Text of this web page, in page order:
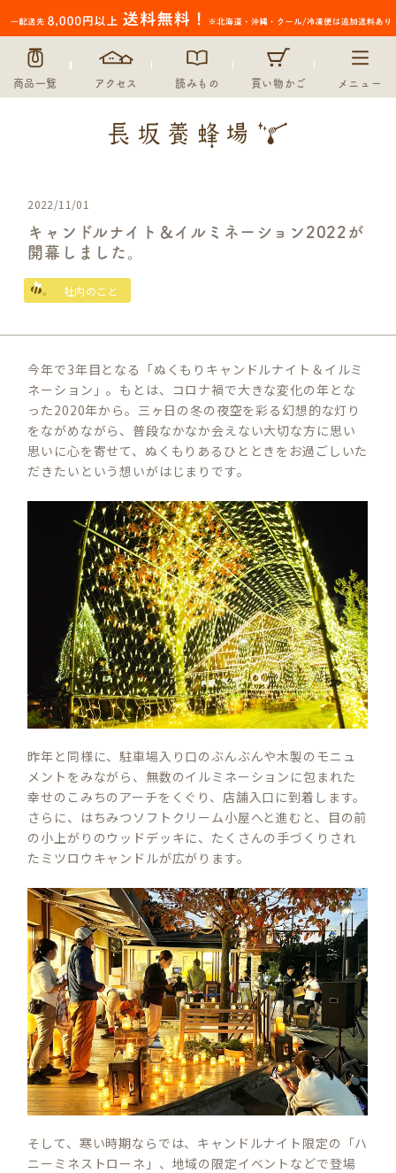
商品一覧 アクセス 読みもの 買い物かご メニュー
2022/11/01
キャンドルナイト＆イルミネーション2022が
開幕しました。
社内のこと
今年で3年目となる「ぬくもりキャンドルナイト＆イルミ
ネーション」。もとは、コロナ禍で大きな変化の年とな
った2020年から。三ヶ日の冬の夜空を彩る幻想的な灯り
をながめながら、普段なかなか会えない大切な方に思い
思いに心を寄せて、ぬくもりあるひとときをお過ごしいた
だきたいという想いがはじまりです。
昨年と同様に、駐車場入り口のぶんぶんや木製のモニュ
メントをみながら、無数のイルミネーションに包まれた
幸せのこみちのアーチをくぐり、店舗入口に到着します。
さらに、はちみつソフトクリーム小屋へと進むと、目の前
の小上がりのウッドデッキに、たくさんの手づくりされ
たミツロウキャンドルが広がります。
そして、寒い時期ならでは、キャンドルナイト限定の「ハ
ニーミネストローネ」、地域の限定イベントなどで登場